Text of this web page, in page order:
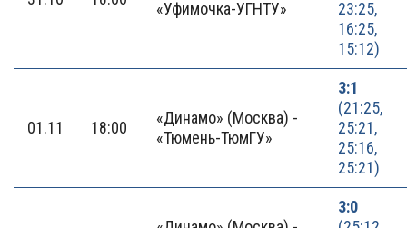
«Уфимочка-УГНТУ»
23:25,
16:25,
15:12)
01.11 18:00
«Динамо» (Москва) -
«Тюмень-ТюмГУ»
3:1
(21:25,
25:21,
25:16,
25:21)
3:0